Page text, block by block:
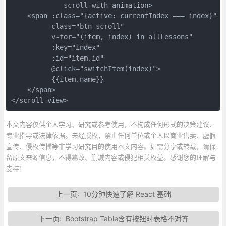
             scroll-with-animation>
    <span :class="{active: currentIndex === index}"
          class="btn_scroll"
          v-for="(item, index) in allLessons"
          :key="index"
          :id="item.id"
          @click="switchItem(index)">
          {{item.name}}
    </span>
</scroll-view>
本文内容仅供个人学习、研究或参考使用，不构成任何形式的决策建议、
专业指导或法律依据。未经授权，禁止任何单位或个人以商业售卖、虚假
宣传、侵权传播等非学习研究目的使用本文内容。如需分享或转载，请保
留原文来源信息，不得篡改、删减内容或侵犯相关权益。感谢您的理解与
支持！
上一页: 10分钟快速了解 React 基础
下一页: Bootstrap Table含有按钮时表格不对齐